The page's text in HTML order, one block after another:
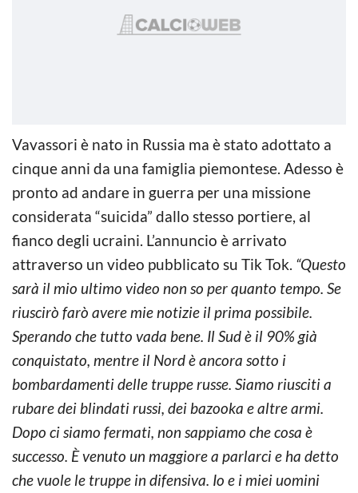
Vavassori è nato in Russia ma è stato adottato a
cinque anni da una famiglia piemontese. Adesso è
pronto ad andare in guerra per una missione
considerata “suicida” dallo stesso portiere, al
fianco degli ucraini. L’annuncio è arrivato
attraverso un video pubblicato su Tik Tok. “Questo
sarà il mio ultimo video non so per quanto tempo. Se
riuscirò farò avere mie notizie il prima possibile.
Sperando che tutto vada bene. Il Sud è il 90% già
conquistato, mentre il Nord è ancora sotto i
bombardamenti delle truppe russe. Siamo riusciti a
rubare dei blindati russi, dei bazooka e altre armi.
Dopo ci siamo fermati, non sappiamo che cosa è
successo. È venuto un maggiore a parlarci e ha detto
che vuole le truppe in difensiva. Io e i miei uomini